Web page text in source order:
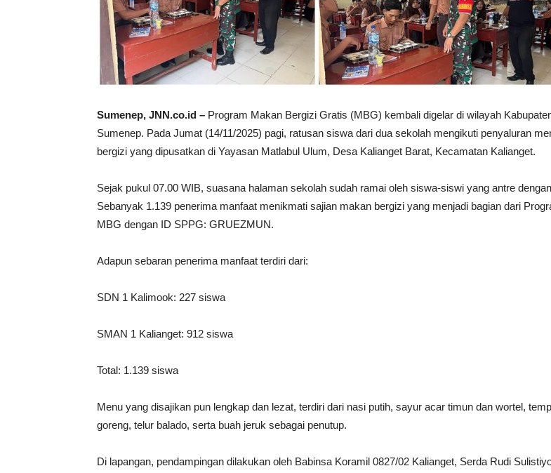
Sumenep, JNN.co.id – Program Makan Bergizi Gratis (MBG) kembali digelar di wilayah
Sumenep. Pada Jumat (14/11/2025) pagi, ratusan siswa dari dua sekolah mengikuti penyaluran
bergizi yang dipusatkan di Yayasan Matlabul Ulum, Desa Kalianget Barat, Kecamatan Kalianget.
Sejak pukul 07.00 WIB, suasana halaman sekolah sudah ramai oleh siswa-siswi yang antre
Sebanyak 1.139 penerima manfaat menikmati sajian makan bergizi yang menjadi bagian dari
MBG dengan ID SPPG: GRUEZMUN.
Adapun sebaran penerima manfaat terdiri dari:
SDN 1 Kalimook: 227 siswa
SMAN 1 Kalianget: 912 siswa
Total: 1.139 siswa
Menu yang disajikan pun lengkap dan lezat, terdiri dari nasi putih, sayur acar timun dan wortel,
goreng, telur balado, serta buah jeruk sebagai penutup.
Di lapangan, pendampingan dilakukan oleh Babinsa Koramil 0827/02 Kalianget, Serda Rudi